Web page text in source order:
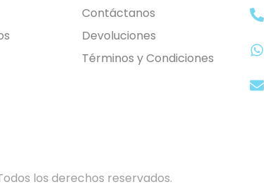
Contáctanos
Devoluciones
Términos y Condiciones
los derechos reservados.